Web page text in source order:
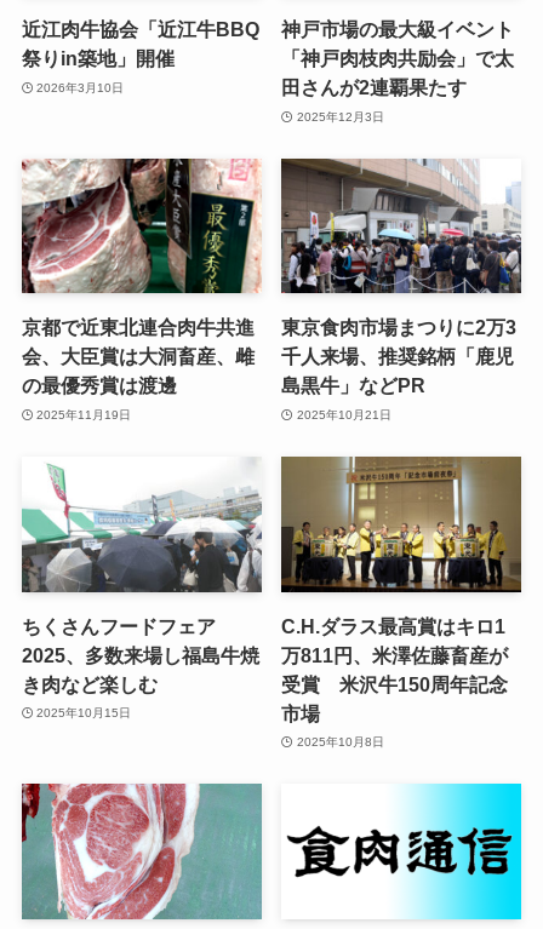
近江肉牛協会「近江牛BBQ
祭りin築地」開催
2026年3月10日
神戸市場の最大級イベント
「神戸肉枝肉共励会」で太
田さんが2連覇果たす
2025年12月3日
京都で近東北連合肉牛共進
会、大臣賞は大洞畜産、雌
の最優秀賞は渡邊
2025年11月19日
東京食肉市場まつりに2万3
千人来場、推奨銘柄「鹿児
島黒牛」などPR
2025年10月21日
ちくさんフードフェア
2025、多数来場し福島牛焼
き肉など楽しむ
2025年10月15日
C.H.ダラス最高賞はキロ1
万811円、米澤佐藤畜産が
受賞 米沢牛150周年記念
市場
2025年10月8日